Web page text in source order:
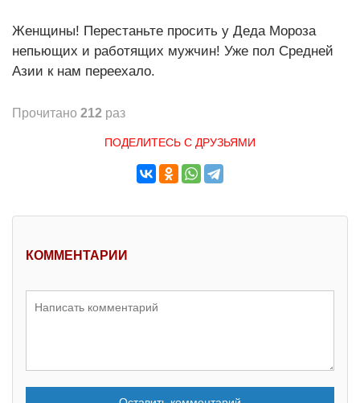
Женщины! Перестаньте просить у Деда Мороза
непьющих и работящих мужчин! Уже пол Средней
Азии к нам переехало.
Прочитано 212 раз
ПОДЕЛИТЕСЬ С ДРУЗЬЯМИ
КОММЕНТАРИИ